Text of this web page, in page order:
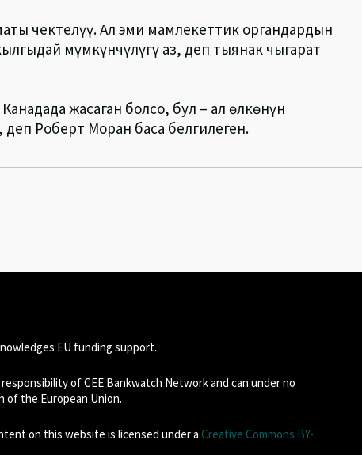
чектелүү. Ал эми мамлекеттик органдардын
мүмкүнчүлүгү аз, деп тыянак чыгарат
жасаган болсо, бул – ал өлкөнүн
Роберт Моран баса белгилеген.
EU funding support.
of CEE Bankwatch Network and can under no
of the European Union.
on this website is licensed under a Creative Commons BY-